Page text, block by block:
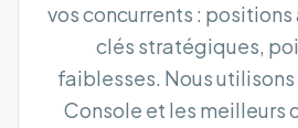
vos concurrents :
clés stratégiques,
faiblesses. Nous
Console et les meilleurs